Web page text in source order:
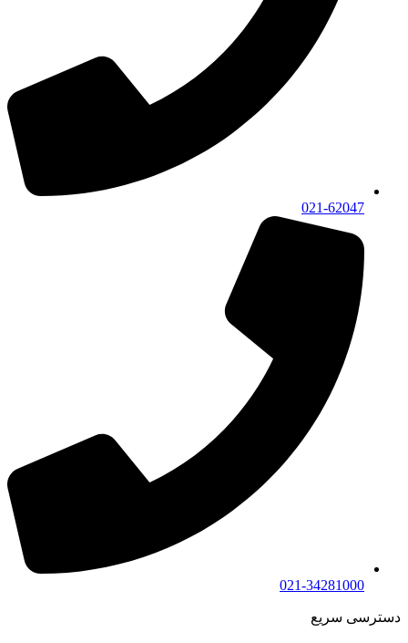
021-62047
021-34281000
دسترسی سریع